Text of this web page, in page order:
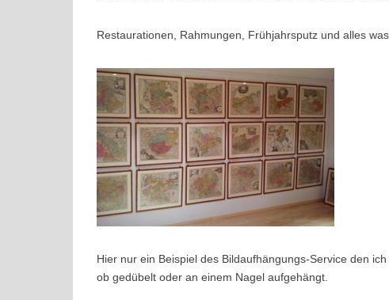
Restaurationen, Rahmungen, Frühjahrsputz und alles
Hier nur ein Beispiel des Bildaufhängungs-Service den
ob gedübelt oder an einem Nagel aufgehängt.